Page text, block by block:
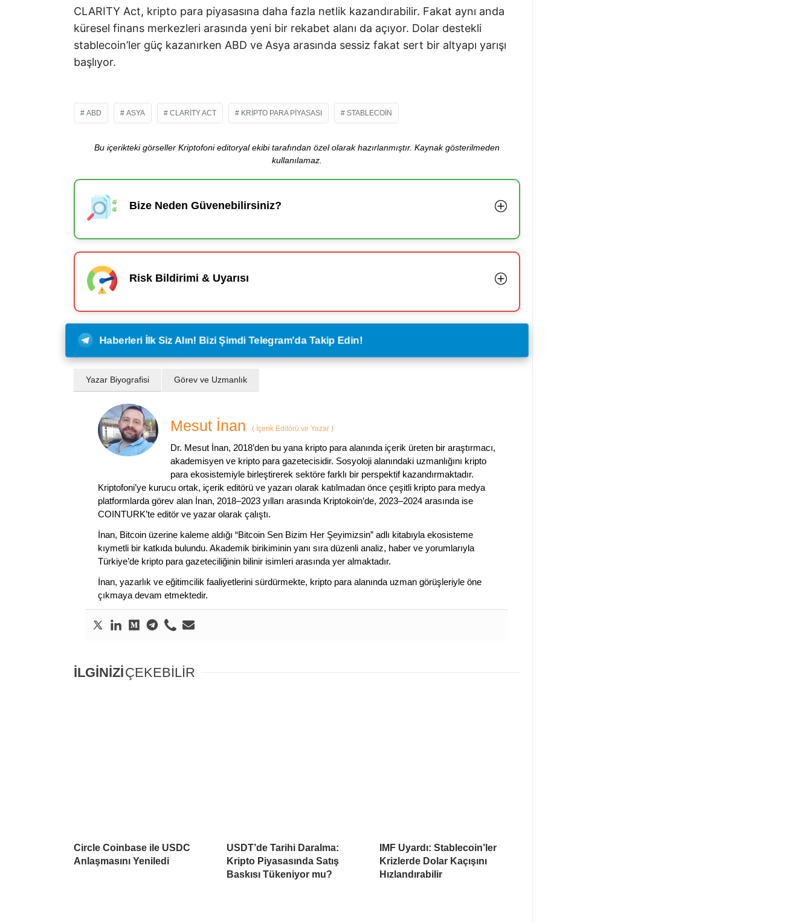
CLARITY Act, kripto para piyasasına daha fazla netlik kazandırabilir. Fakat aynı anda
küresel finans merkezleri arasında yeni bir rekabet alanı da açıyor. Dolar destekli
stablecoin’ler güç kazanırken ABD ve Asya arasında sessiz fakat sert bir altyapı yarışı
başlıyor.
ABD ASYA CLARITY ACT KRIPTO PARA PIYASASI STABLECOIN
Bu içerikteki görseller Kriptofoni editoryal ekibi tarafından özel olarak hazırlanmıştır. Kaynak gösterilmeden
kullanılamaz.
Bize Neden Güvenebilirsiniz?
Risk Bildirimi & Uyarısı
Haberleri İlk Siz Alın! Bizi Şimdi Telegram'da Takip Edin!
Yazar Biyografisi Görev ve Uzmanlık
Mesut İnan ( İçerik Editörü ve Yazar )
Dr. Mesut İnan, 2018’den bu yana kripto para alanında içerik üreten bir araştırmacı,
akademisyen ve kripto para gazetecisidir. Sosyoloji alanındaki uzmanlığını kripto
para ekosistemiyle birleştirerek sektöre farklı bir perspektif kazandırmaktadır.
Kriptofoni’ye kurucu ortak, içerik editörü ve yazarı olarak katılmadan önce çeşitli kripto para medya
platformlarda görev alan İnan, 2018–2023 yılları arasında Kriptokoin’de, 2023–2024 arasında ise
COINTURK’te editör ve yazar olarak çalıştı.
İnan, Bitcoin üzerine kaleme aldığı “Bitcoin Sen Bizim Her Şeyimizsin” adlı kitabıyla ekosisteme
kıymetli bir katkıda bulundu. Akademik birikiminin yanı sıra düzenli analiz, haber ve yorumlarıyla
Türkiye’de kripto para gazeteciliğinin bilinir isimleri arasında yer almaktadır.
İnan, yazarlık ve eğitimcilik faaliyetlerini sürdürmekte, kripto para alanında uzman görüşleriyle öne
çıkmaya devam etmektedir.
İLGİNİZİÇEKEBİLİR
Circle Coinbase ile USDC
Anlaşmasını Yeniledi
USDT’de Tarihi Daralma:
Kripto Piyasasında Satış
Baskısı Tükeniyor mu?
IMF Uyardı: Stablecoin’ler
Krizlerde Dolar Kaçışını
Hızlandırabilir